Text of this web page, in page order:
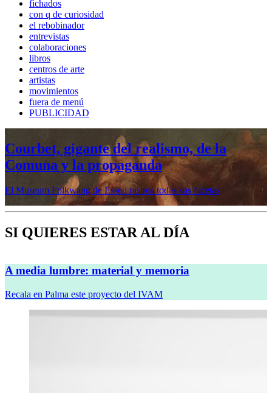
fichados
con q de curiosidad
el rebobinador
entrevistas
colaboraciones
libros
centros de arte
artistas
movimientos
fuera de menú
PUBLICIDAD
Mujeres prerrafaelitas, psiquiatría en la
vanguardia, Minor White o Dana
Lixenberg, en otoño en la Fundación
MAPFRE
Veremos cinco muestras en sus sedes de Madrid y Barcelona
SI QUIERES ESTAR AL DÍA
A media lumbre: material y memoria